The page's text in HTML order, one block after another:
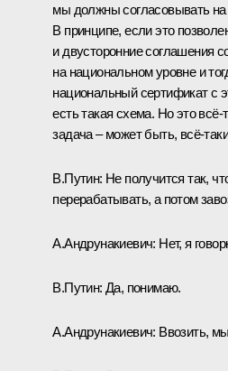
мы должны согласовывать
В принципе, если это
и двусторонние соглашения
на национальном уровне и
национальный сертификат с
есть такая схема. Но это всё-
задача – может быть, всё-
В.Путин: Не получится так,
перерабатывать, а потом
А.Андрунакиевич: Нет, я
В.Путин: Да, понимаю.
А.Андрунакиевич: Ввозить,